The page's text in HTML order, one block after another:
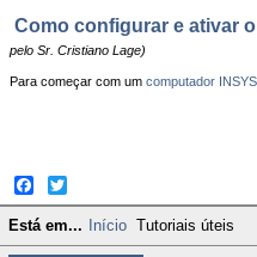
Como configurar e ativar
pelo Sr. Cristiano Lage)
Para começar com um computador
Facebook
Twitter
Está em... Início Tutoriais úteis